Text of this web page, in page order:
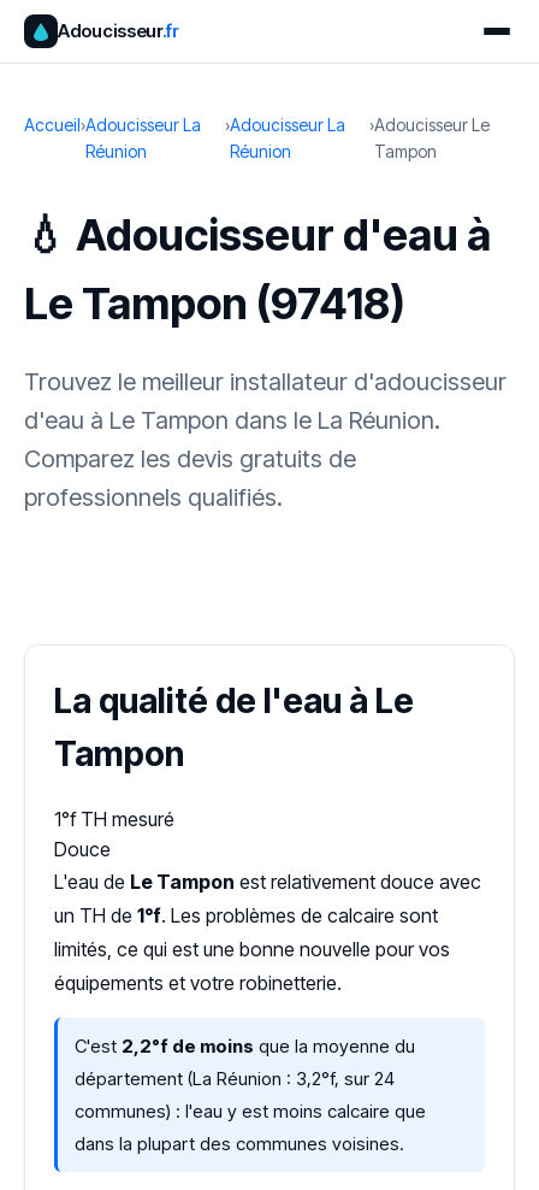
Adoucisseur.fr
Accueil›Adoucisseur La
Réunion
›Adoucisseur La
Réunion
›Adoucisseur Le
Tampon
💧 Adoucisseur d'eau à
Le Tampon (97418)
Trouvez le meilleur installateur d'adoucisseur
d'eau à Le Tampon dans le La Réunion.
Comparez les devis gratuits de
professionnels qualifiés.
La qualité de l'eau à Le
Tampon
1°f TH mesuré
Douce
L'eau de Le Tampon est relativement douce avec
un TH de 1°f. Les problèmes de calcaire sont
limités, ce qui est une bonne nouvelle pour vos
équipements et votre robinetterie.
C'est 2,2°f de moins que la moyenne du
département (La Réunion : 3,2°f, sur 24
communes) : l'eau y est moins calcaire que
dans la plupart des communes voisines.